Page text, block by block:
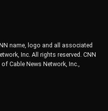
name, logo and all associated
Inc. All rights reserved. CNN
Cable News Network, Inc.,